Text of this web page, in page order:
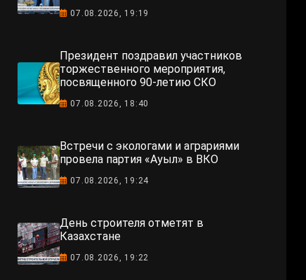
07.08.2026, 19:19
Президент поздравил участников
торжественного мероприятия,
посвященного 90-летию СКО
07.08.2026, 18:40
Встречи с экологами и аграриями
провела партия «Ауыл» в ВКО
07.08.2026, 19:24
День строителя отметят в
Казахстане
07.08.2026, 19:22